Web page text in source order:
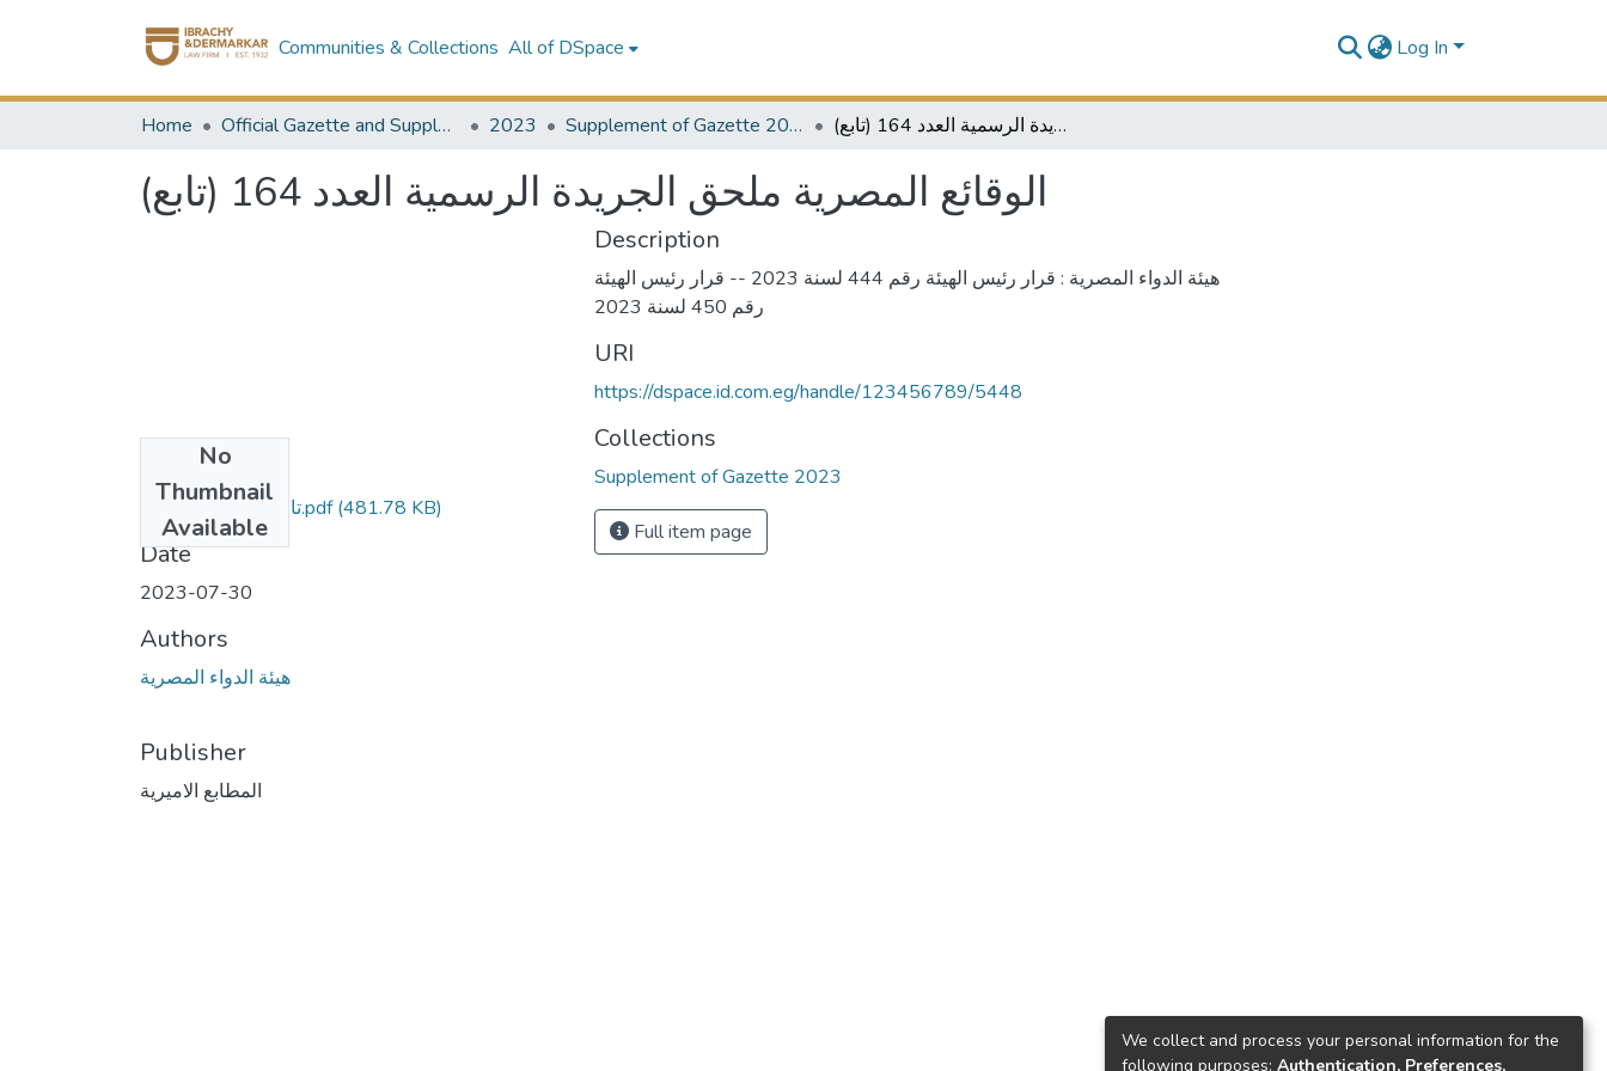
Communities & Collections All of DSpace Log In
Home Official Gazette and Supplement 2023 Supplement of Gazette 2023 الوقائع المصرية ملحق الجريدة الرسمية العدد 164 (تابع)
الوقائع المصرية ملحق الجريدة الرسمية العدد 164 (تابع)
No
Thumbnail
Available
164 تابع أ - مؤمن.pdf(481.78 KB)
Date
2023-07-30
Authors
هيئة الدواء المصرية
Publisher
المطابع الاميرية
Description
هيئة الدواء المصرية : قرار رئيس الهيئة رقم 444 لسنة 2023 -- قرار رئيس الهيئة
رقم 450 لسنة 2023
URI
https://dspace.id.com.eg/handle/123456789/5448
Collections
Supplement of Gazette 2023
Full item page
We collect and process your personal information for the
following purposes: Authentication, Preferences,